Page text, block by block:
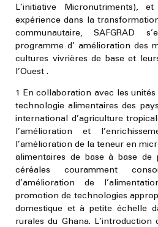
L’initiative Micronutriments),
expérience dans la
communautaire, SAFGRAD
programme d’ amélioration des
cultures vivrières de base et
l’Ouest .
1
En collaboration avec les
technologie alimentaires des
international d’agriculture
l’amélioration et
l’amélioration de la teneur en
alimentaires de base à base de
céréales couramment
d’amélioration de
promotion de technologies
domestique et à petite échelle
rurales du Ghana.